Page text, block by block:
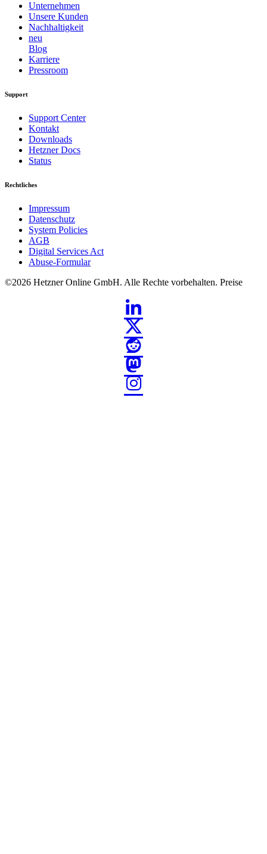
Unternehmen
Unsere Kunden
Nachhaltigkeit
neu
Blog
Karriere
Pressroom
Support
Support Center
Kontakt
Downloads
Hetzner Docs
Status
Rechtliches
Impressum
Datenschutz
System Policies
AGB
Digital Services Act
Abuse-Formular
©2026 Hetzner Online GmbH. Alle Rechte vorbehalten. Preise